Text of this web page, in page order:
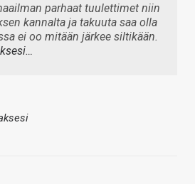
parhaat tuulettimet niin
kannalta ja takuuta saa olla
ei oo mitään järkee siltikään.